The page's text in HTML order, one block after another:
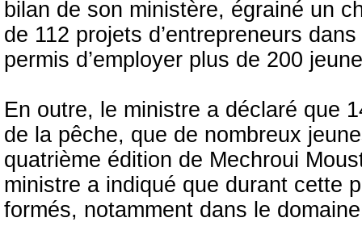
bilan de son ministère, égrainé un
de 112 projets d’entrepreneurs
permis d’employer plus de 200
En outre, le ministre a déclaré que
de la pêche, que de nombreux
quatrième édition de Mechroui
ministre a indiqué que durant cette
formés, notamment dans le